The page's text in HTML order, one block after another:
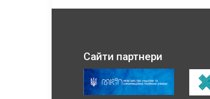
Сайти партнери